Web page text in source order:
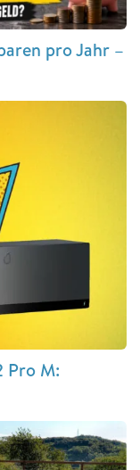
pro Jahr –
Pro M: